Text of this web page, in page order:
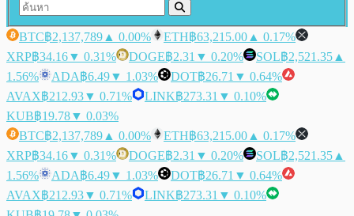
BTC฿2,137,789 ▲ 0.00% ETH฿63,215.00 ▲ 0.17%
XRP฿34.16▼ 0.31% DOGE฿2.31 ▼ 0.20% SOL฿2,521.35 ▲
1.56%
ADA฿6.49▼ 1.03% DOT฿26.71 ▼ 0.64%
AVAX฿212.93▼ 0.71% LINK฿273.31 ▼ 0.10%
KUB฿19.78▼ 0.03%
BTC฿2,137,789 ▲ 0.00% ETH฿63,215.00 ▲ 0.17%
XRP฿34.16▼ 0.31% DOGE฿2.31 ▼ 0.20% SOL฿2,521.35 ▲
1.56%
ADA฿6.49▼ 1.03% DOT฿26.71 ▼ 0.64%
AVAX฿212.93▼ 0.71% LINK฿273.31 ▼ 0.10%